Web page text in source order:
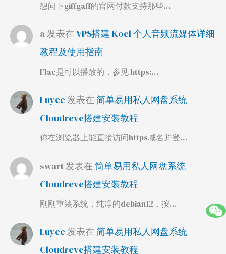
想问下giffgaff的官网付款支持那些…
a发表在VPS搭建 Koel 个人音频流媒体详细
教程及使用指南
Flac是可以播放的，参见 https:…
Luyee 发表在 简单易用私人网盘系统
Cloudreve搭建安装教程
你在浏览器上能直接访问https域名并登…
swart发表在 简单易用私人网盘系统
Cloudreve搭建安装教程
刚刚重装系统，纯净的debian12，按…
Luyee 发表在简单易用私人网盘系统
Cloudreve搭建安装教程